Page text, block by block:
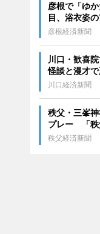
彦根で「ゆ
目、浴衣姿
彦根経済新聞
川口・歓喜
怪談と漫才
川口経済新聞
秩父・三峯
プレー 「秩
秩父経済新聞